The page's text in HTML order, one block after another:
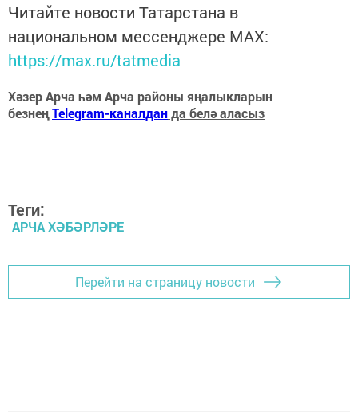
Читайте новости Татарстана в
национальном мессенджере MАХ:
https://max.ru/tatmedia
Хәзер Арча һәм Арча районы яңалыкларын
безнеңTelegram-каналданда белә аласыз
Теги:
АРЧА ХӘБӘРЛӘРЕ
Перейти на страницу новости